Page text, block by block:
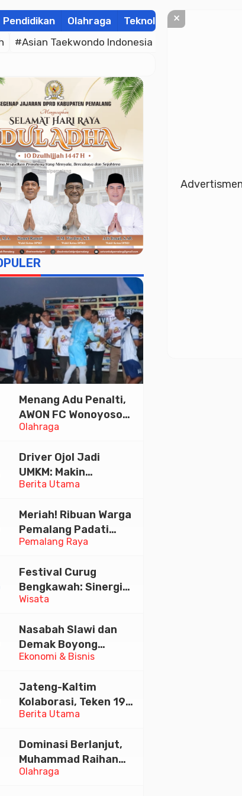
Pendidikan Olahraga Teknologi
#Asian Taekwondo Indonesia Open
Olahraga
Menang Adu Penalti,
AWON FC Wonoyoso
Juara Bhayangkara
Berita Utama
Driver Ojol Jadi
UMKM: Makin
Sejahtera atau
Diskusi Paramadina
Pemalang Raya
Meriah! Ribuan Warga
Pemalang Padati
Kirab Festival Kamir
Wisata
Festival Curug
Bengkawah: Sinergi
Desa Sikasur dan
Memajukan Wisata
serta UMKM Lokal
Ekonomi & Bisnis
Nasabah Slawi dan
Demak Boyong
Toyota Innova Zenix
Tabungan Bima Bank
Jateng
Berita Utama
Jateng-Kaltim
Kolaborasi, Teken 19
Kerja Sama Ekonomi
Olahraga
Dominasi Berlanjut,
Muhammad Raihan
Fadila Sabet Emas
×